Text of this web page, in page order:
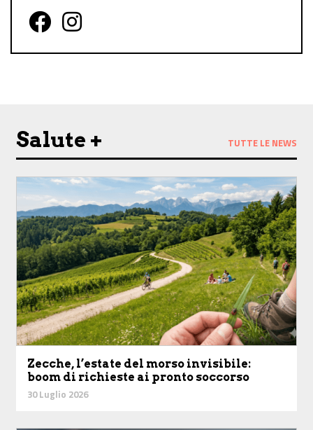
Follow us on Facebook
Follow us on Instagram
Salute + TUTTE LE NEWS
Zecche, l’estate del morso invisibile:
boom di richieste ai pronto soccorso
30 Luglio 2026